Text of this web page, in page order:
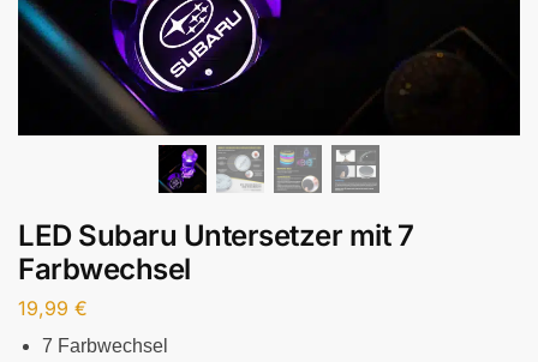
LED Subaru Untersetzer mit 7
Farbwechsel
19,99 €
7 Farbwechsel